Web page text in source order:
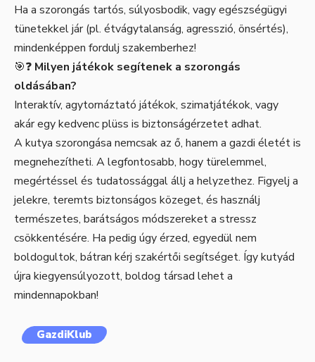
Ha a szorongás tartós, súlyosbodik, vagy egészségügyi
tünetekkel jár (pl. étvágytalanság, agresszió, önsértés),
mindenképpen fordulj szakemberhez!
🎯❓ Milyen játékok segítenek a szorongás
oldásában?
Interaktív, agytornáztató játékok, szimatjátékok, vagy
akár egy kedvenc plüss is biztonságérzetet adhat.
A kutya szorongása nemcsak az ő, hanem a gazdi életét is
megnehezítheti. A legfontosabb, hogy türelemmel,
megértéssel és tudatossággal állj a helyzethez. Figyelj a
jelekre, teremts biztonságos közeget, és használj
természetes, barátságos módszereket a stressz
csökkentésére. Ha pedig úgy érzed, egyedül nem
boldogultok, bátran kérj szakértői segítséget. Így kutyád
újra kiegyensúlyozott, boldog társad lehet a
mindennapokban!
GazdiKlub